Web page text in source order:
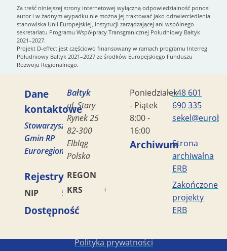
Za treść niniejszej strony internetowej wyłączną odpowiedzialność ponosi
autor i w żadnym wypadku nie można jej traktować jako odzwierciedlenia
stanowiska Unii Europejskiej, instytucji zarządzającej ani wspólnego
sekretariatu Programu Współpracy Transgranicznej Południowy Bałtyk
2021–2027.
Projekt D-effect jest częściowo finansowany w ramach programu Interreg
Południowy Bałtyk 2021–2027 ze środków Europejskiego Funduszu
Rozwoju Regionalnego.
Dane
kontaktowe
Stowarzyszenie
Gmin RP
Euroregion
Bałtyk
ul. Stary
Rynek 25
82-300
Elbląg
Polska
Rejestry
NIP 5782449856
REGON
170419477
KRS
0000042453
Dostępność
Poniedziałek
- Piątek
8:00 -
16:00
+48 601
690 335
ArchiwumStrona
archiwalna
ERB
Zakończone
projekty
ERB
Polityka prywatności